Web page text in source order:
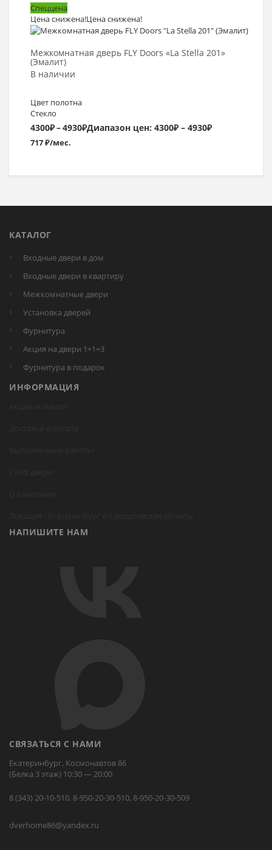
Спеццена
Цена снижена!Цена снижена!
Межкомнатная дверь FLY Doors «La Stella 201»
(Эмалит)
В наличии
Цвет полотна
Стекло
4300₽–4930₽Диапазон цен: 4300₽ – 4930₽
717 ₽/мес.
Выбрать >
КАТАЛОГ
Входные двери в дом
Входные двери в квартиру
Межкомнатные двери
Установка дверей
Фурнитура
Акция на двери 1+1=3
Фурнитура в подарок
ИНФОРМАЦИЯ
НАПИШИТЕ НАМ
СВЯЗАТЬСЯ С НАМИ
Екатеринбург, Космонавтов 86
(Белка 3 этаж) 10:30 — 20:00
8 (343) 20-10-510, 8-950-20-30-510, 8-950-20-30-509
dverhome86@yandex.ru